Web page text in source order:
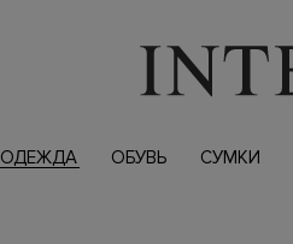
ОДЕЖДА ОБУВЬ СУМКИ